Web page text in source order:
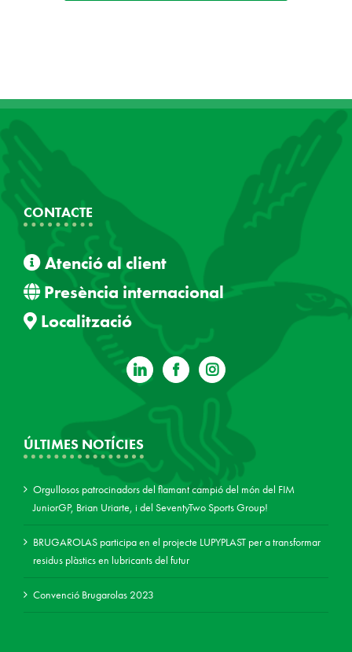
CONTACTE
Atenció al client
Presència internacional
Localització
ÚLTIMES NOTÍCIES
Orgullosos patrocinadors del flamant campió del món del FIM
JuniorGP, Brian Uriarte, i del SeventyTwo Sports Group!
BRUGAROLAS participa en el projecte LUPYPLAST per a transformar
residus plàstics en lubricants del futur
Convenció Brugarolas 2023